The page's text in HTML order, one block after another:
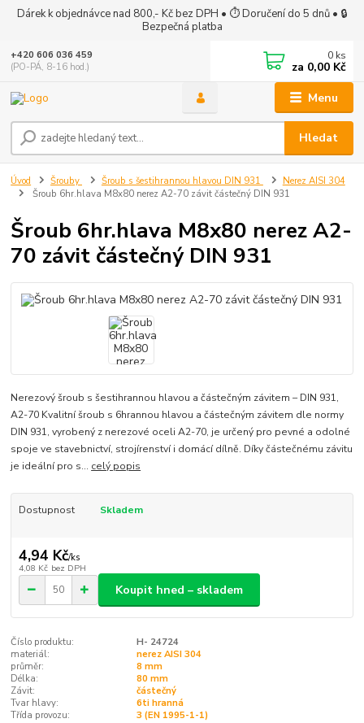
Dárek k objednávce nad 800,- Kč bez DPH • ⏱ Doručení do 5 dnů • 🔒
Bezpečná platba
Menu
Hledat
+420 606 036 459
(PO-PÁ, 8-16 hod.)
0 ks
za 0,00 Kč
Úvod Šrouby Šroub s šestihrannou hlavou DIN 931
Nerez AISI 304
Šroub 6hr.hlava M8x80 nerez A2-70 závit částečný DIN 931
Šroub 6hr.hlava M8x80 nerez A2-
70 závit částečný DIN 931
Nerezový šroub s šestihrannou hlavou a částečným závitem – DIN 931,
A2-70 Kvalitní šroub s 6hrannou hlavou a částečným závitem dle normy
DIN 931, vyrobený z nerezové oceli A2-70, je určený pro pevné a odolné
spoje ve stavebnictví, strojírenství i domácí dílně. Díky částečnému závitu
je ideální pro s... celý popis
Dostupnost Skladem
4,94 Kč/ks
4,08 Kč bez DPH
Koupit hned – skladem
Číslo produktu:
H- 24724
materiál:
nerez AISI 304
průměr:
8 mm
Délka:
80 mm
Závit:
částečný
Tvar hlavy:
6ti hranná
Třída provozu:
3 (EN 1995-1-1)